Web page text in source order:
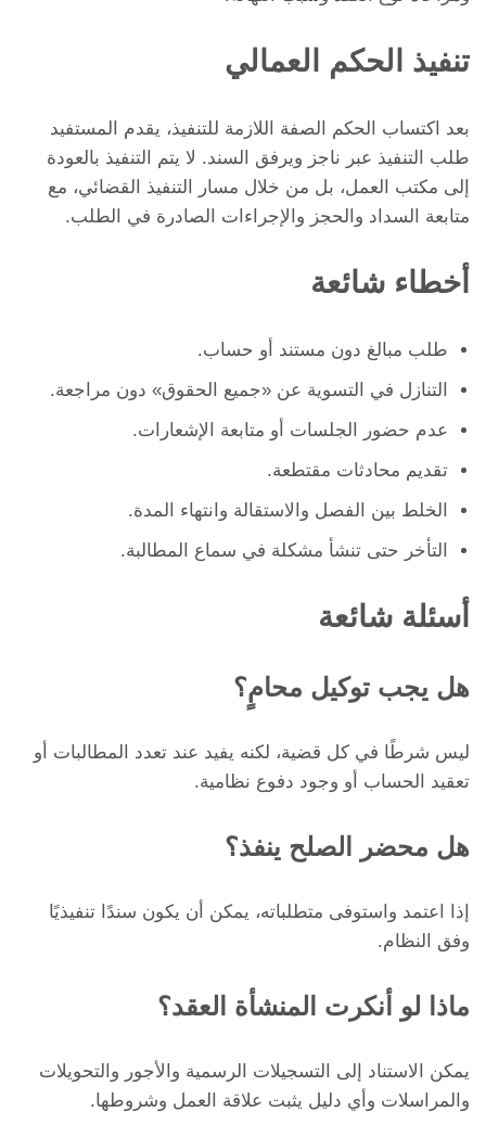
تنفيذ الحكم العمالي
بعد اكتساب الحكم الصفة اللازمة للتنفيذ، يقدم المستفيد
طلب التنفيذ عبر ناجز ويرفق السند. لا يتم التنفيذ بالعودة
إلى مكتب العمل، بل من خلال مسار التنفيذ القضائي، مع
متابعة السداد والحجز والإجراءات الصادرة في الطلب.
أخطاء شائعة
طلب مبالغ دون مستند أو حساب.
التنازل في التسوية عن «جميع الحقوق» دون مراجعة.
عدم حضور الجلسات أو متابعة الإشعارات.
تقديم محادثات مقتطعة.
الخلط بين الفصل والاستقالة وانتهاء المدة.
التأخر حتى تنشأ مشكلة في سماع المطالبة.
أسئلة شائعة
هل يجب توكيل محامٍ؟
ليس شرطًا في كل قضية، لكنه يفيد عند تعدد المطالبات أو
تعقيد الحساب أو وجود دفوع نظامية.
هل محضر الصلح ينفذ؟
إذا اعتمد واستوفى متطلباته، يمكن أن يكون سندًا تنفيذيًا
وفق النظام.
ماذا لو أنكرت المنشأة العقد؟
يمكن الاستناد إلى التسجيلات الرسمية والأجور والتحويلات
والمراسلات وأي دليل يثبت علاقة العمل وشروطها.